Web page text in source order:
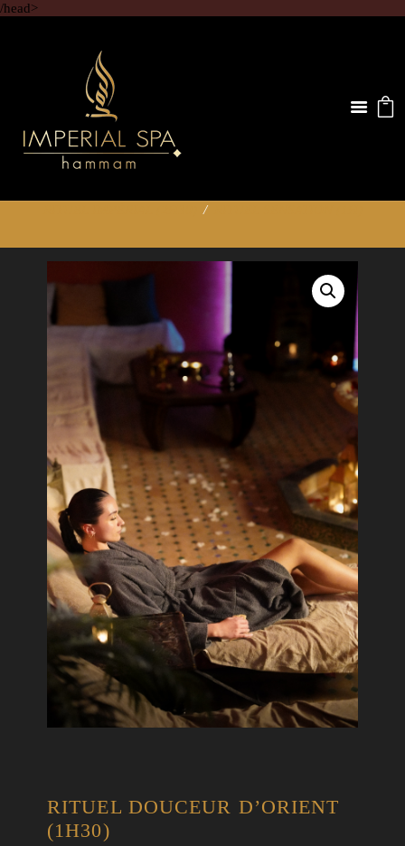
/head>
RITUEL DOUCEUR D’ORIENT
(1H30)